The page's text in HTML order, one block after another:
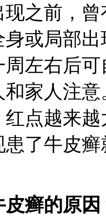
现之前，
或局部
左右后
家人注
点越来
患了牛皮
癣的原因